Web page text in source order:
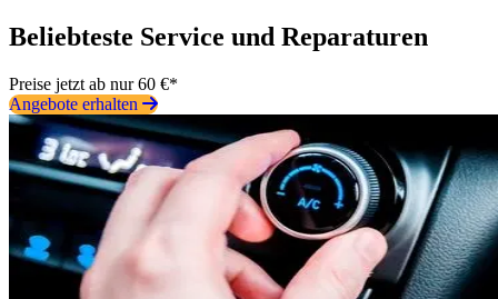
Beliebteste Service und Reparaturen
Preise jetzt ab nur 60 €*
Angebote erhalten